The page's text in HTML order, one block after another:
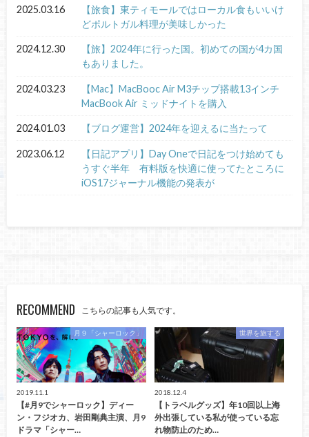
2025.03.16
【旅食】東ティモールではローカル食もいいけ
どポルトガル料理が美味しかった
2024.12.30
【旅】2024年に行った国。初めての国が4カ国
もありました。
2024.03.23
【Mac】MacBooc Air M3チップ搭載13インチ
MacBook Air ミッドナイトを購入
2024.01.03 【ブログ運営】2024年を迎えるに当たって
2023.06.12
【日記アプリ】Day Oneで日記をつけ始めても
うすぐ半年 有料版を快適に使ってたところに
iOS17ジャーナル機能の発表が
RECOMMEND こちらの記事も人気です。
月９「シャーロック」
2019.11.1
【#月9でシャーロック】ディー
ン・フジオカ、岩田剛典主演、月9
ドラマ「シャー…
世界を旅する
2018.12.4
【トラベルグッズ】年10回以上海
外出張している私が使っている忘
れ物防止のため…